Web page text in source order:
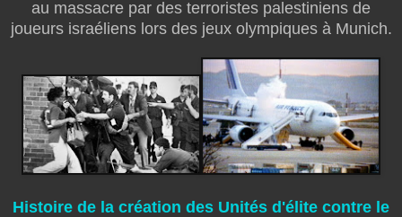
au massacre par des terroristes palestiniens de
joueurs israéliens lors des jeux olympiques à Munich.
Histoire de la création des Unités d'élite contre le